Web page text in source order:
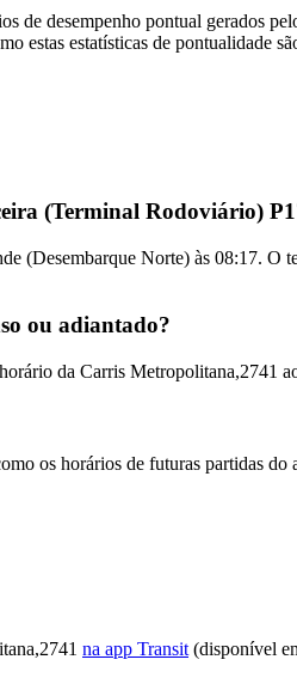
de desempenho pontual gerados
estas estatísticas de pontualidade
(Terminal Rodoviário)
(Desembarque Norte) às 08:17. O
ou adiantado?
da Carris Metropolitana,2741
os horários de futuras partidas do
na app Transit (disponível